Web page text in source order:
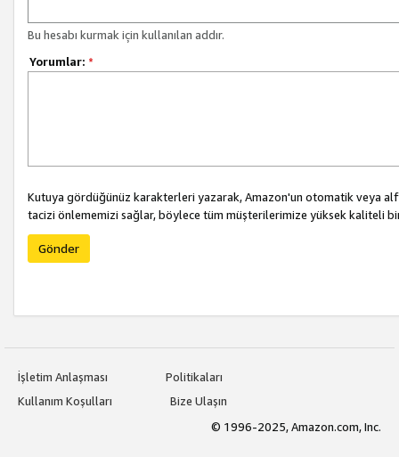
Bu hesabı kurmak için kullanılan addır.
Yorumlar: *
Kutuya gördüğünüz karakterleri yazarak, Amazon'un otomatik veya
tacizi önlememizi sağlar, böylece tüm müşterilerimize yüksek kaliteli
Gönder
İşletim Anlaşması
Politikaları
Kullanım Koşulları
Bize Ulaşın
© 1996-2025, Amazon.com, Inc.